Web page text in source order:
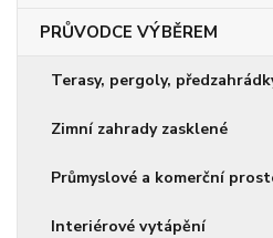
PRŮVODCE VÝBĚREM
Terasy, pergoly,
Zimní zahrady zasklené
Průmyslové a komerční
Interiérové vytápění